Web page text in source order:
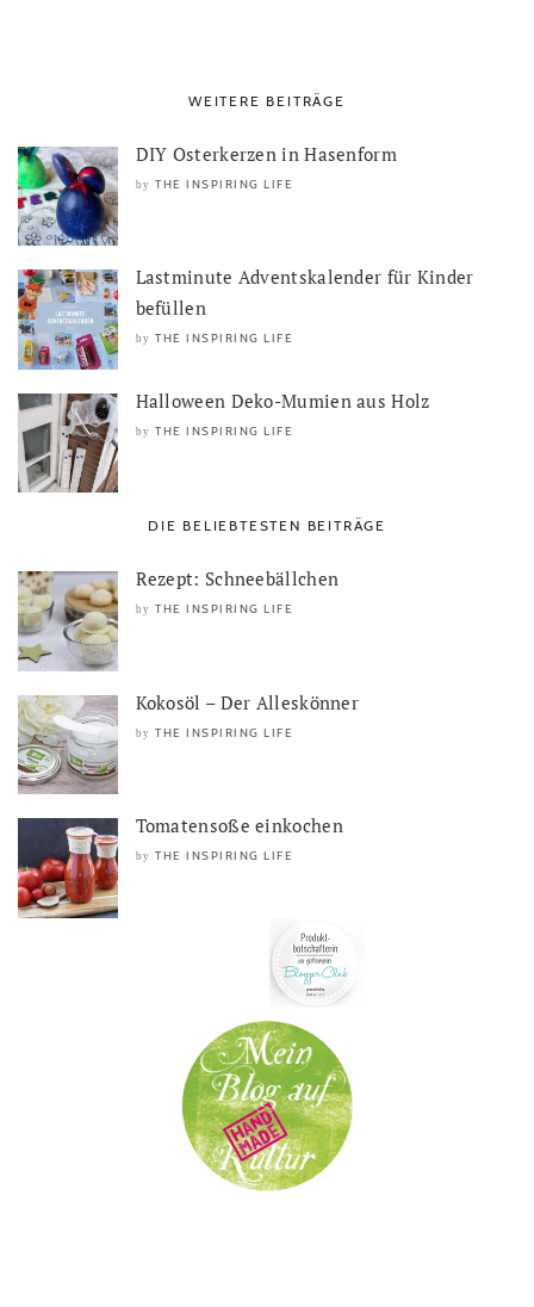
WEITERE BEITRÄGE
DIY Osterkerzen in Hasenform
by THE INSPIRING LIFE
Lastminute Adventskalender für Kinder
befüllen
by THE INSPIRING LIFE
Halloween Deko-Mumien aus Holz
by THE INSPIRING LIFE
DIE BELIEBTESTEN BEITRÄGE
Rezept: Schneebällchen
by THE INSPIRING LIFE
Kokosöl – Der Alleskönner
by THE INSPIRING LIFE
Tomatensoße einkochen
by THE INSPIRING LIFE